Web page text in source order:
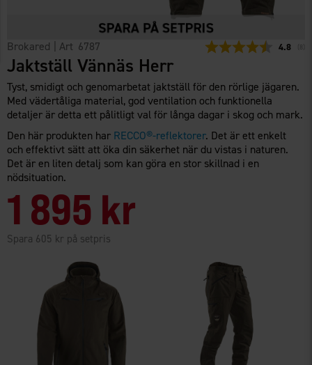
Brokared | Art 6787 4.8
Jaktställ Vännäs Herr
Tyst, smidigt och genomarbetat jaktställ för den rörlige jägaren.
Med vädertåliga material, god ventilation och funktionella
detaljer är detta ett pålitligt val för långa dagar i skog och mark.
Den här produkten har RECCO®-reflektorer. Det är ett enkelt
och effektivt sätt att öka din säkerhet när du vistas i naturen.
Det är en liten detalj som kan göra en stor skillnad i en
nödsituation.
1 895 kr
Spara 605 kr på setpris